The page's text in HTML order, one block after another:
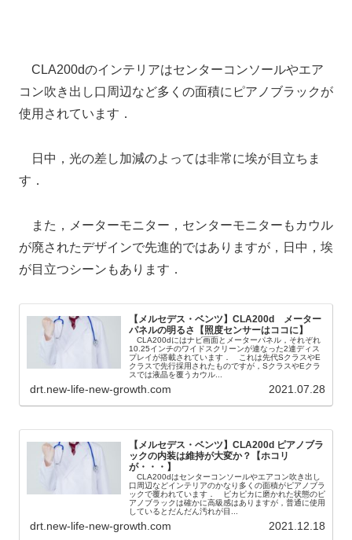
CLA200dのインテリアはセンターコンソールやエア
コン吹き出し口周辺など多くの面積にピアノブラックが
使用されています．
日中，光の差し加減のよっては非常に埃が目立ちま
す．
また，メーターモニター，センターモニターもカウル
が廃されたデザインで先進的ではありますが，日中，埃
が目立つシーンもあります．
【メルセデス・ベンツ】CLA200d メーター
パネルの明るさ【照度センサーはココに】
CLA200dにはナビ画面とメーターパネル，それぞれ
10.25インチのワイドスクリーンが連なった2連ディス
プレイが搭載されています． これは先代SクラスやE
クラスで先行採用されたものですが，SクラスやEクラ
スでは液晶を覆うカウル...
drt.new-life-new-growth.com 2021.07.28
【メルセデス・ベンツ】CLA200d ピアノブラ
ックの内装は維持が大変か？【ホコリ
が・・・】
CLA200dはセンターコンソールやエアコン吹き出し
口周辺などインテリアのかなり多くの面積がピアノブラ
ックで覆われています． ピカピカに磨かれた状態のピ
アノブラックは確かに高級感はありますが，普通に使用
しているとだんだん汚れが目...
drt.new-life-new-growth.com 2021.12.18